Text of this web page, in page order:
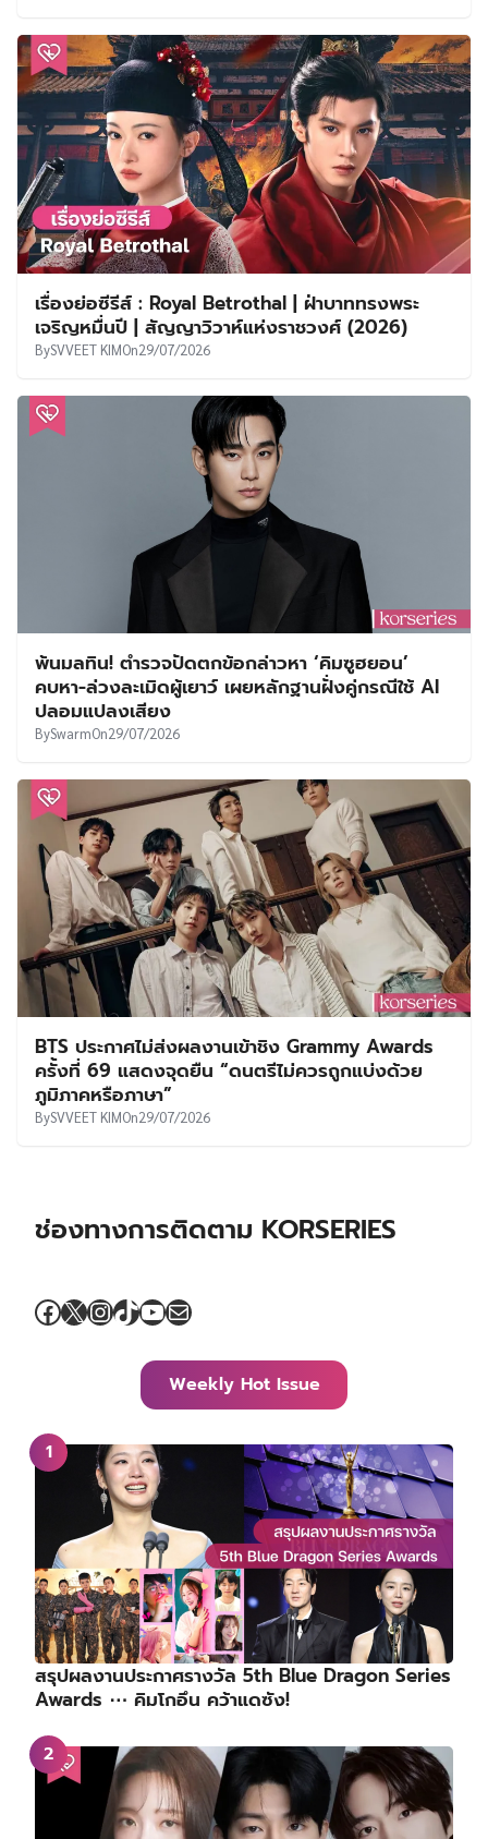
เรื่องย่อซีรีส์ : Royal Betrothal | ฝ่าบาททรงพระ
เจริญหมื่นปี | สัญญาวิวาห์แห่งราชวงศ์ (2026)
BySVVEET KIMOn29/07/2026
พ้นมลทิน! ตำรวจปัดตกข้อกล่าวหา ‘คิมซูฮยอน’
คบหา-ล่วงละเมิดผู้เยาว์ เผยหลักฐานฝั่งคู่กรณีใช้ AI
ปลอมแปลงเสียง
BySwarmOn29/07/2026
BTS ประกาศไม่ส่งผลงานเข้าชิง Grammy Awards
ครั้งที่ 69 แสดงจุดยืน “ดนตรีไม่ควรถูกแบ่งด้วย
ภูมิภาคหรือภาษา”
BySVVEET KIMOn29/07/2026
ช่องทางการติดตาม KORSERIES
Facebook
X Instagram
TikTok
YouTube
Mail
Weekly Hot Issue
สรุปผลงานประกาศรางวัล 5th Blue Dragon Series
Awards ⋯ คิมโกอึน คว้าแดซัง!